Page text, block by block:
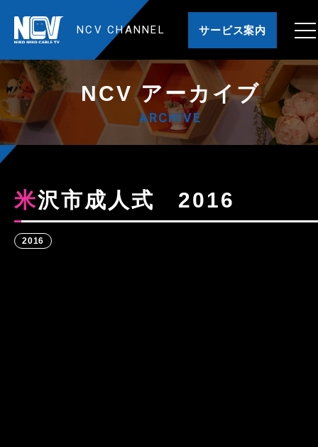
NCV CHANNEL サービス案内
NCV アーカイブ
ARCHIVE
米沢市成人式 2016
2016